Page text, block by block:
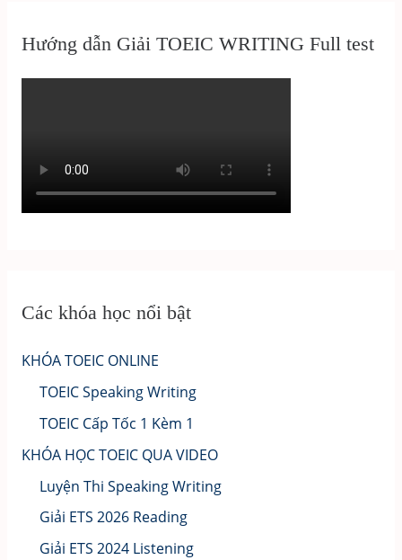
Hướng dẫn Giải TOEIC WRITING Full test
Các khóa học nổi bật
KHÓA TOEIC ONLINE
TOEIC Speaking Writing
TOEIC Cấp Tốc 1 Kèm 1
KHÓA HỌC TOEIC QUA VIDEO
Luyện Thi Speaking Writing
Giải ETS 2026 Reading
Giải ETS 2024 Listening